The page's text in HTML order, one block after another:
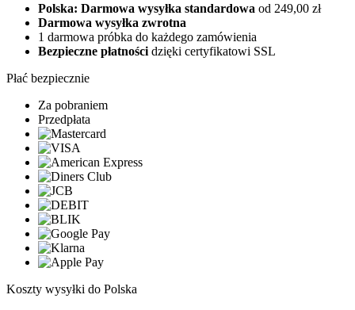
Polska: Darmowa wysyłka standardowa od 249,00 zł
Darmowa wysyłka zwrotna
1 darmowa próbka do każdego zamówienia
Bezpieczne płatności dzięki certyfikatowi SSL
Płać bezpiecznie
Za pobraniem
Przedpłata
Koszty wysyłki do Polska